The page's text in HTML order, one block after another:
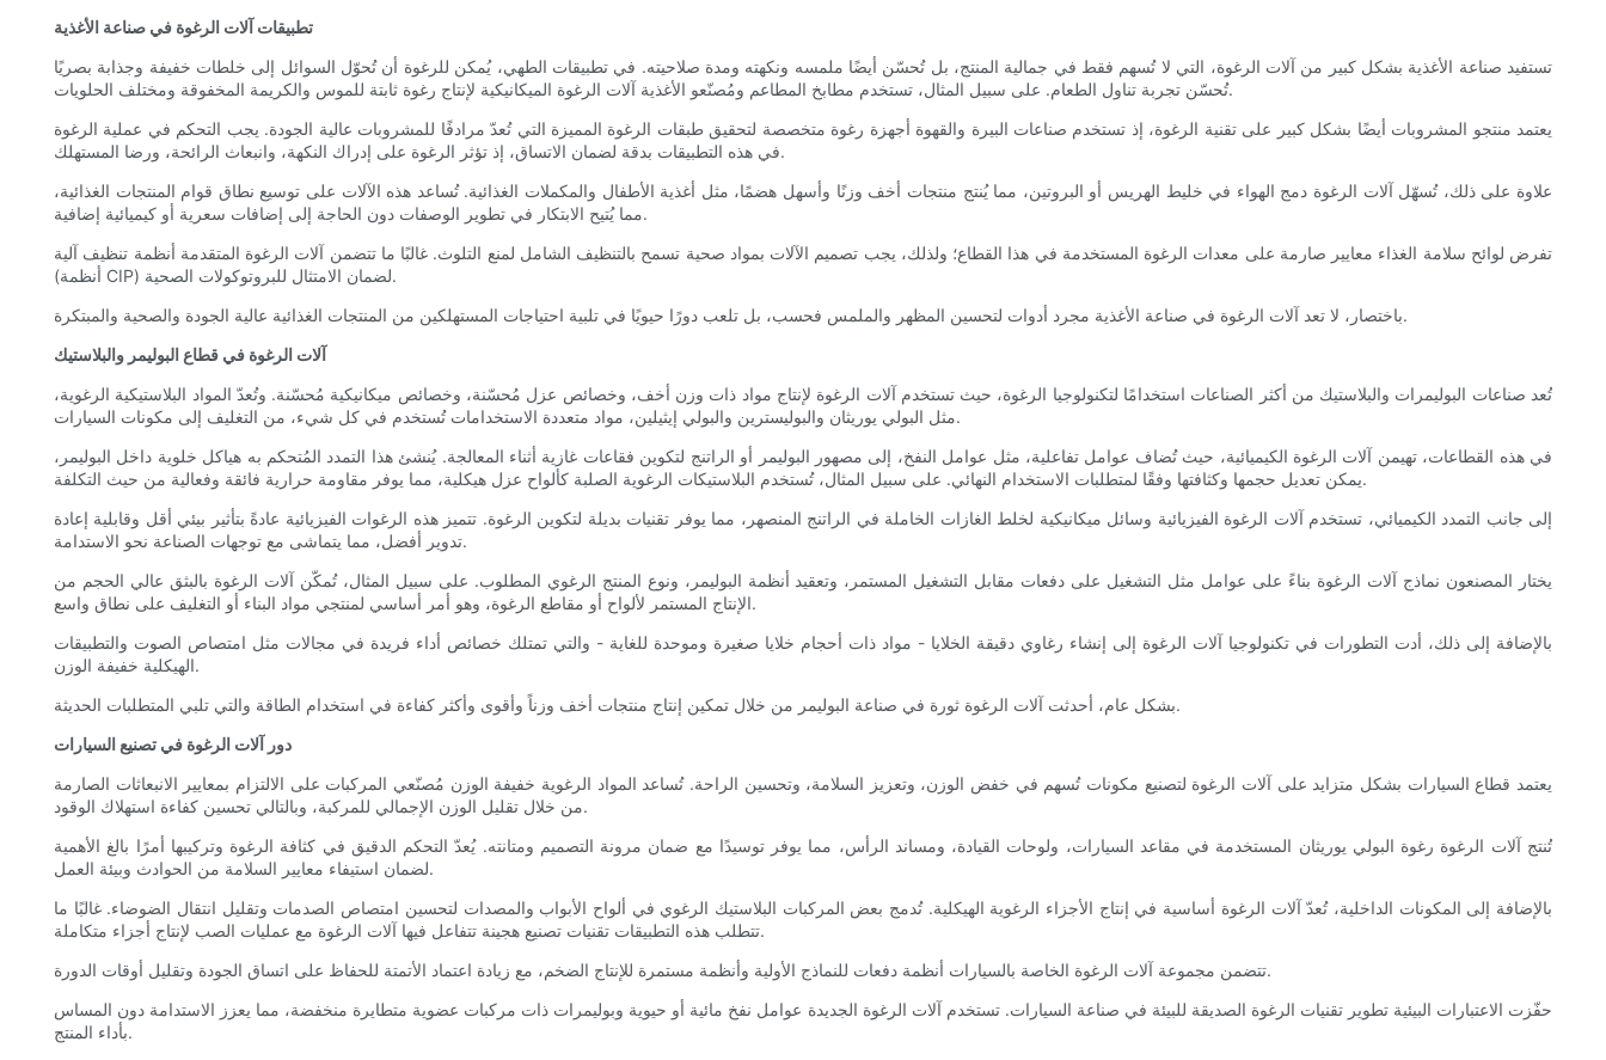
تطبيقات آلات الرغوة في صناعة الأغذية
تستفيد صناعة الأغذية بشكل كبير من آلات الرغوة، التي لا تُسهم فقط في جمالية المنتج، بل تُحسّن أيضًا ملمسه ونكهته ومدة صلاحيته. في تطبيقات الطهي، يُمكن للرغوة أن تُحوّل السوائل إلى خلطات خفيفة وجذابة بصريًا
تُحسّن تجربة تناول الطعام. على سبيل المثال، تستخدم مطابخ المطاعم ومُصنّعو الأغذية آلات الرغوة الميكانيكية لإنتاج رغوة ثابتة للموس والكريمة المخفوقة ومختلف الحلويات.
يعتمد منتجو المشروبات أيضًا بشكل كبير على تقنية الرغوة، إذ تستخدم صناعات البيرة والقهوة أجهزة رغوة متخصصة لتحقيق طبقات الرغوة المميزة التي تُعدّ مرادفًا للمشروبات عالية الجودة. يجب التحكم في عملية الرغوة
في هذه التطبيقات بدقة لضمان الاتساق، إذ تؤثر الرغوة على إدراك النكهة، وانبعاث الرائحة، ورضا المستهلك.
علاوة على ذلك، تُسهّل آلات الرغوة دمج الهواء في خليط الهريس أو البروتين، مما يُنتج منتجات أخف وزنًا وأسهل هضمًا، مثل أغذية الأطفال والمكملات الغذائية. تُساعد هذه الآلات على توسيع نطاق قوام المنتجات الغذائية،
مما يُتيح الابتكار في تطوير الوصفات دون الحاجة إلى إضافات سعرية أو كيميائية إضافية.
تفرض لوائح سلامة الغذاء معايير صارمة على معدات الرغوة المستخدمة في هذا القطاع؛ ولذلك، يجب تصميم الآلات بمواد صحية تسمح بالتنظيف الشامل لمنع التلوث. غالبًا ما تتضمن آلات الرغوة المتقدمة أنظمة تنظيف آلية
(أنظمة CIP) لضمان الامتثال للبروتوكولات الصحية.
باختصار، لا تعد آلات الرغوة في صناعة الأغذية مجرد أدوات لتحسين المظهر والملمس فحسب، بل تلعب دورًا حيويًا في تلبية احتياجات المستهلكين من المنتجات الغذائية عالية الجودة والصحية والمبتكرة.
آلات الرغوة في قطاع البوليمر والبلاستيك
تُعد صناعات البوليمرات والبلاستيك من أكثر الصناعات استخدامًا لتكنولوجيا الرغوة، حيث تستخدم آلات الرغوة لإنتاج مواد ذات وزن أخف، وخصائص عزل مُحسّنة، وخصائص ميكانيكية مُحسّنة. وتُعدّ المواد البلاستيكية الرغوية،
مثل البولي يوريثان والبوليسترين والبولي إيثيلين، مواد متعددة الاستخدامات تُستخدم في كل شيء، من التغليف إلى مكونات السيارات.
في هذه القطاعات، تهيمن آلات الرغوة الكيميائية، حيث تُضاف عوامل تفاعلية، مثل عوامل النفخ، إلى مصهور البوليمر أو الراتنج لتكوين فقاعات غازية أثناء المعالجة. يُنشئ هذا التمدد المُتحكم به هياكل خلوية داخل البوليمر،
يمكن تعديل حجمها وكثافتها وفقًا لمتطلبات الاستخدام النهائي. على سبيل المثال، تُستخدم البلاستيكات الرغوية الصلبة كألواح عزل هيكلية، مما يوفر مقاومة حرارية فائقة وفعالية من حيث التكلفة.
إلى جانب التمدد الكيميائي، تستخدم آلات الرغوة الفيزيائية وسائل ميكانيكية لخلط الغازات الخاملة في الراتنج المنصهر، مما يوفر تقنيات بديلة لتكوين الرغوة. تتميز هذه الرغوات الفيزيائية عادةً بتأثير بيئي أقل وقابلية إعادة
تدوير أفضل، مما يتماشى مع توجهات الصناعة نحو الاستدامة.
يختار المصنعون نماذج آلات الرغوة بناءً على عوامل مثل التشغيل على دفعات مقابل التشغيل المستمر، وتعقيد أنظمة البوليمر، ونوع المنتج الرغوي المطلوب. على سبيل المثال، تُمكّن آلات الرغوة بالبثق عالي الحجم من
الإنتاج المستمر لألواح أو مقاطع الرغوة، وهو أمر أساسي لمنتجي مواد البناء أو التغليف على نطاق واسع.
بالإضافة إلى ذلك، أدت التطورات في تكنولوجيا آلات الرغوة إلى إنشاء رغاوي دقيقة الخلايا - مواد ذات أحجام خلايا صغيرة وموحدة للغاية - والتي تمتلك خصائص أداء فريدة في مجالات مثل امتصاص الصوت والتطبيقات
الهيكلية خفيفة الوزن.
بشكل عام، أحدثت آلات الرغوة ثورة في صناعة البوليمر من خلال تمكين إنتاج منتجات أخف وزناً وأقوى وأكثر كفاءة في استخدام الطاقة والتي تلبي المتطلبات الحديثة.
دور آلات الرغوة في تصنيع السيارات
يعتمد قطاع السيارات بشكل متزايد على آلات الرغوة لتصنيع مكونات تُسهم في خفض الوزن، وتعزيز السلامة، وتحسين الراحة. تُساعد المواد الرغوية خفيفة الوزن مُصنّعي المركبات على الالتزام بمعايير الانبعاثات الصارمة
من خلال تقليل الوزن الإجمالي للمركبة، وبالتالي تحسين كفاءة استهلاك الوقود.
تُنتج آلات الرغوة رغوة البولي يوريثان المستخدمة في مقاعد السيارات، ولوحات القيادة، ومساند الرأس، مما يوفر توسيدًا مع ضمان مرونة التصميم ومتانته. يُعدّ التحكم الدقيق في كثافة الرغوة وتركيبها أمرًا بالغ الأهمية
لضمان استيفاء معايير السلامة من الحوادث وبيئة العمل.
بالإضافة إلى المكونات الداخلية، تُعدّ آلات الرغوة أساسية في إنتاج الأجزاء الرغوية الهيكلية. تُدمج بعض المركبات البلاستيك الرغوي في ألواح الأبواب والمصدات لتحسين امتصاص الصدمات وتقليل انتقال الضوضاء. غالبًا ما
تتطلب هذه التطبيقات تقنيات تصنيع هجينة تتفاعل فيها آلات الرغوة مع عمليات الصب لإنتاج أجزاء متكاملة.
تتضمن مجموعة آلات الرغوة الخاصة بالسيارات أنظمة دفعات للنماذج الأولية وأنظمة مستمرة للإنتاج الضخم، مع زيادة اعتماد الأتمتة للحفاظ على اتساق الجودة وتقليل أوقات الدورة.
حفّزت الاعتبارات البيئية تطوير تقنيات الرغوة الصديقة للبيئة في صناعة السيارات. تستخدم آلات الرغوة الجديدة عوامل نفخ مائية أو حيوية وبوليمرات ذات مركبات عضوية متطايرة منخفضة، مما يعزز الاستدامة دون المساس
بأداء المنتج.